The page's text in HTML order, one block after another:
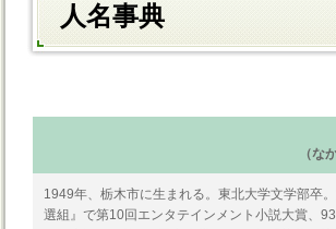
人名事典
（な
1949年、栃木市に生まれる。東北大学文学部卒
選組』で第10回エンタテインメント小説大賞、